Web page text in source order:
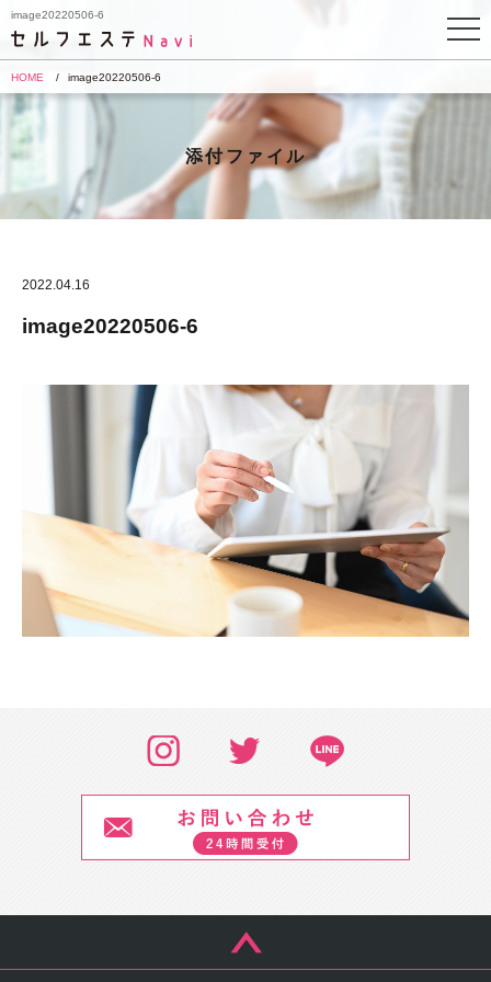
image20220506-6
HOME image20220506-6
添付ファイル
2022.04.16
image20220506-6